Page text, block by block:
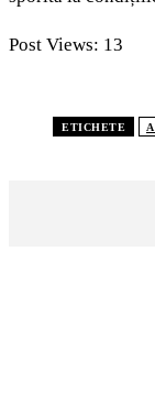
Post Views: 13
ETICHETE